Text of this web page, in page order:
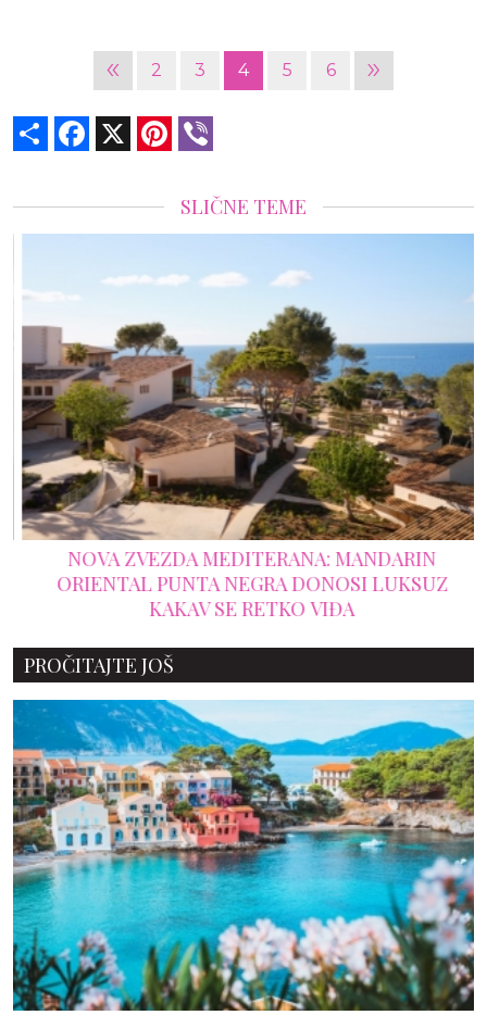
« 2 3 4 5 6 »
Share Facebook Pinterest
SLIČNE TEME
NOVA ZVEZDA MEDITERANA: MANDARIN
ORIENTAL PUNTA NEGRA DONOSI LUKSUZ
KAKAV SE RETKO VIĐA
PROČITAJTE JOŠ